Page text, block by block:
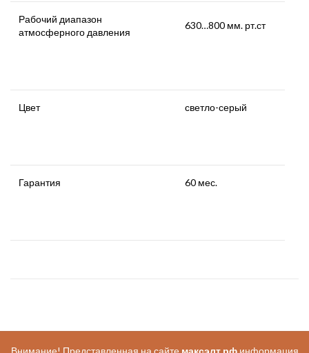
Рабочий диапазон
атмосферного давления
630…800 мм. рт.ст
Цвет светло-серый
Гарантия 60 мес.
Внимание! Представленная на сайте максэлт.рфинформация